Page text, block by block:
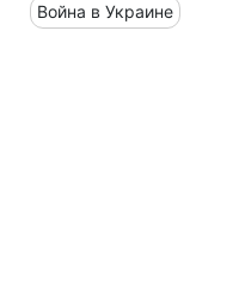
Война в Украине